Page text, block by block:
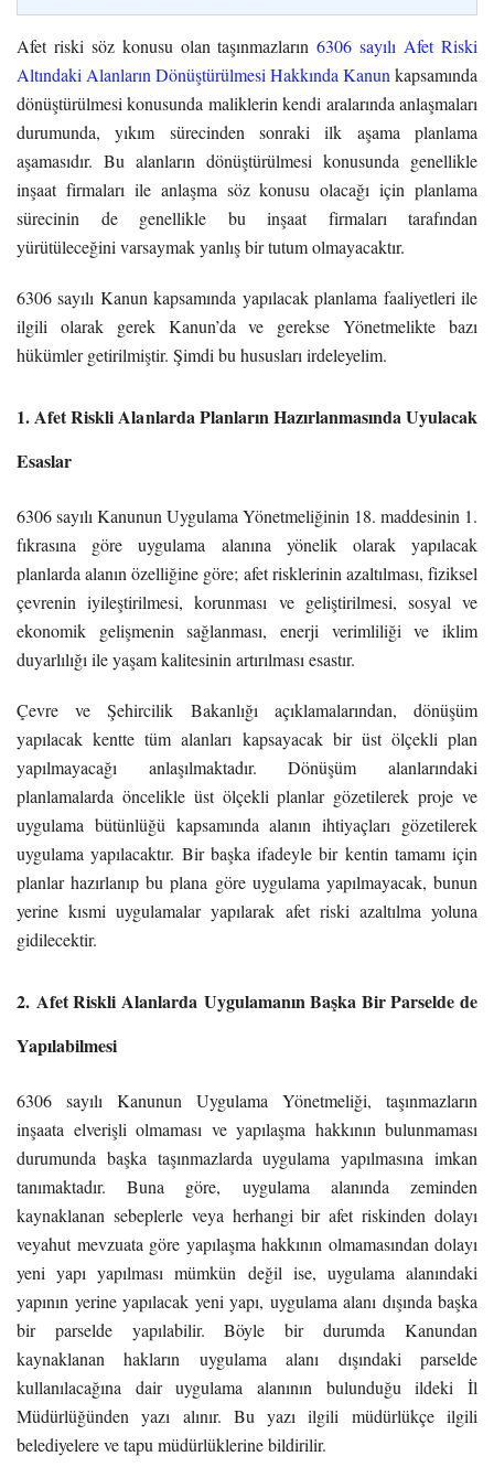
Afet riski söz konusu olan taşınmazların6306 sayılı Afet Riski
Altındaki Alanların Dönüştürülmesi Hakkında Kanun kapsamında
dönüştürülmesi konusunda maliklerin kendi aralarında anlaşmaları
durumunda, yıkım sürecinden sonraki ilk aşama planlama
aşamasıdır. Bu alanların dönüştürülmesi konusunda genellikle
inşaat firmaları ile anlaşma söz konusu olacağı için planlama
sürecinin de genellikle bu inşaat firmaları tarafından
yürütüleceğini varsaymak yanlış bir tutum olmayacaktır.
6306 sayılı Kanun kapsamında yapılacak planlama faaliyetleri ile
ilgili olarak gerek Kanun’da ve gerekse Yönetmelikte bazı
hükümler getirilmiştir. Şimdi bu hususları irdeleyelim.
1. Afet Riskli Alanlarda Planların Hazırlanmasında Uyulacak
Esaslar
6306 sayılı Kanunun Uygulama Yönetmeliğinin 18. maddesinin 1.
fıkrasına göre uygulama alanına yönelik olarak yapılacak
planlarda alanın özelliğine göre; afet risklerinin azaltılması, fiziksel
çevrenin iyileştirilmesi, korunması ve geliştirilmesi, sosyal ve
ekonomik gelişmenin sağlanması, enerji verimliliği ve iklim
duyarlılığı ile yaşam kalitesinin artırılması esastır.
Çevre ve Şehircilik Bakanlığı açıklamalarından, dönüşüm
yapılacak kentte tüm alanları kapsayacak bir üst ölçekli plan
yapılmayacağı anlaşılmaktadır. Dönüşüm alanlarındaki
planlamalarda öncelikle üst ölçekli planlar gözetilerek proje ve
uygulama bütünlüğü kapsamında alanın ihtiyaçları gözetilerek
uygulama yapılacaktır. Bir başka ifadeyle bir kentin tamamı için
planlar hazırlanıp bu plana göre uygulama yapılmayacak, bunun
yerine kısmi uygulamalar yapılarak afet riski azaltılma yoluna
gidilecektir.
2. Afet Riskli Alanlarda Uygulamanın Başka Bir Parselde de
Yapılabilmesi
6306 sayılı Kanunun Uygulama Yönetmeliği, taşınmazların
inşaata elverişli olmaması ve yapılaşma hakkının bulunmaması
durumunda başka taşınmazlarda uygulama yapılmasına imkan
tanımaktadır. Buna göre, uygulama alanında zeminden
kaynaklanan sebeplerle veya herhangi bir afet riskinden dolayı
veyahut mevzuata göre yapılaşma hakkının olmamasından dolayı
yeni yapı yapılması mümkün değil ise, uygulama alanındaki
yapının yerine yapılacak yeni yapı, uygulama alanı dışında başka
bir parselde yapılabilir. Böyle bir durumda Kanundan
kaynaklanan hakların uygulama alanı dışındaki parselde
kullanılacağına dair uygulama alanının bulunduğu ildeki İl
Müdürlüğünden yazı alınır. Bu yazı ilgili müdürlükçe ilgili
belediyelere ve tapu müdürlüklerine bildirilir.